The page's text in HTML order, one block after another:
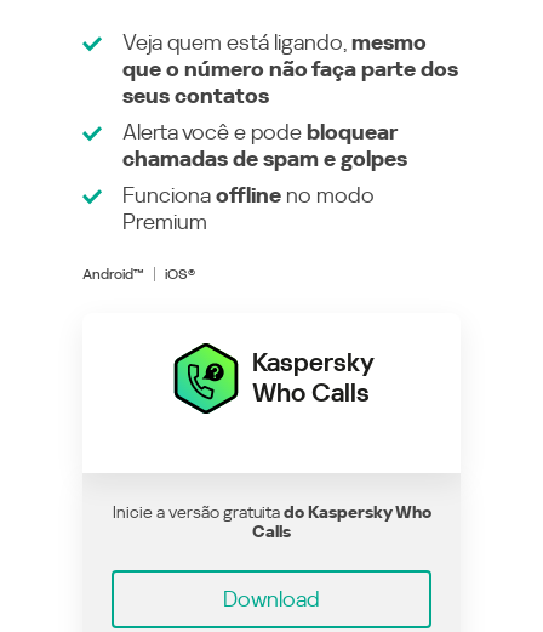
Veja quem está ligando, mesmo
que o número não faça parte dos
seus contatos
Alerta você e podebloquear
chamadas de spam e golpes
Funcionaoffline no modo
Premium
Android™ iOS®
Kaspersky
Who Calls
Inicie a versão gratuitado Kaspersky Who
Calls
Download